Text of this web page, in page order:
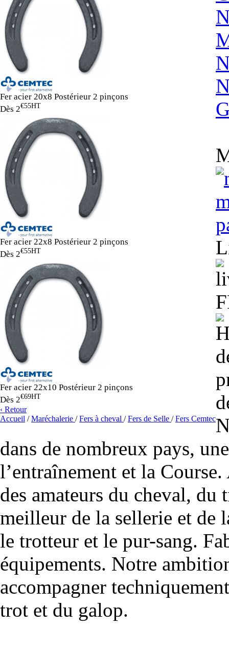
Fer acier 20x8 Postérieur 2 pinçons
Dès 2€55HT
Fer acier 22x8 Postérieur 2 pinçons
Dès 2€55HT
Fer acier 22x10 Postérieur 2 pinçons
Dès 2€69HT
‹ Retour
Accueil /Maréchalerie /Fers à cheval /Fers de Selle /Fers Cemtec
dans de nombreux pays,
l’entraînement et la
des amateurs du cheval,
meilleur de la sellerie et de
le trotteur et le pur-sang.
équipements. Notre
accompagner
trot et du galop.